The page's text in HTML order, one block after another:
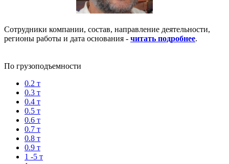
Сотрудники компании, состав, направление деятельности,
регионы работы и дата основания - читать подробнее.
По грузоподъемности
0.2 т
0.3 т
0.4 т
0.5 т
0.6 т
0.7 т
0.8 т
0.9 т
1 -5 т